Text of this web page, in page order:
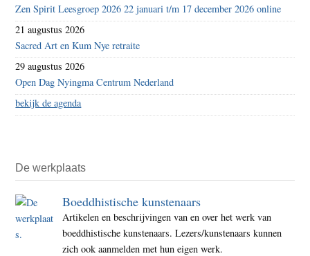
Zen Spirit Leesgroep 2026 22 januari t/m 17 december 2026 online
21 augustus 2026
Sacred Art en Kum Nye retraite
29 augustus 2026
Open Dag Nyingma Centrum Nederland
bekijk de agenda
De werkplaats
Boeddhistische kunstenaars
Artikelen en beschrijvingen van en over het werk van
boeddhistische kunstenaars. Lezers/kunstenaars kunnen
zich ook aanmelden met hun eigen werk.